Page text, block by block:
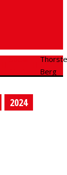
Berg
2024